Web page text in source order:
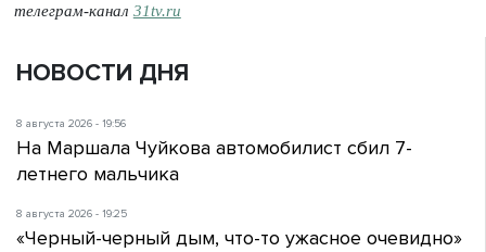
телеграм-канал 31tv.ru
НОВОСТИ ДНЯ
8 августа 2026 - 19:56
На Маршала Чуйкова автомобилист сбил 7-
летнего мальчика
8 августа 2026 - 19:25
«Черный-черный дым, что-то ужасное очевидно»